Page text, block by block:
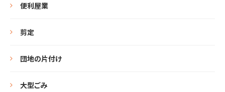
便利屋業
剪定
団地の片付け
大型ごみ